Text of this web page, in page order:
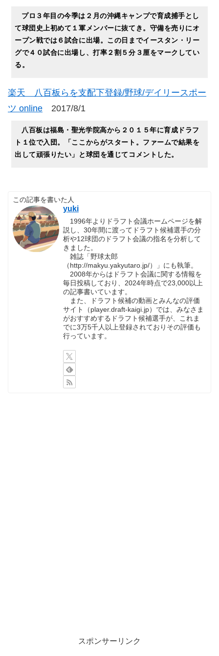
プロ３年目の今季は２月の沖縄キャンプで育成捕手とし
て球団史上初めて１軍メンバーに抜てき。守備を売りにオ
ープン戦では６試合に出場。この日までイースタン・リー
グで４０試合に出場し、打率２割５分３厘をマークしてい
る。
楽天 八百板らを支配下登録/野球/デイリースポー
ツ online 2017/8/1
八百板は福島・聖光学院高から２０１５年に育成ドラフ
ト１位で入団。「ここからがスタート。ファームで結果を
出して頑張りたい」と球団を通じてコメントした。
この記事を書いた人
yuki
1996年よりドラフト会議ホームページを解
説し、30年間に渡ってドラフト候補選手の分
析や12球団のドラフト会議の指名を分析して
きました。
雑誌「野球太郎
（http://makyu.yakyutaro.jp/）」にも執筆。
2008年からはドラフト会議に関する情報を
毎日投稿しており、2024年時点で23,000以上
の記事書いています。
また、ドラフト候補の動画とみんなの評価
サイト（player.draft-kaigi.jp）では、みなさま
がおすすめするドラフト候補選手が、これま
でに3万5千人以上登録されておりその評価も
行っています。
スポンサーリンク